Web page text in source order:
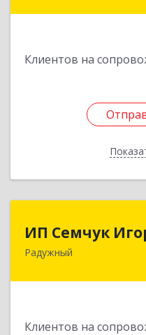
Клиентов на
ИП Семчук
Радужный
Клиентов на
628464, ХМАО-